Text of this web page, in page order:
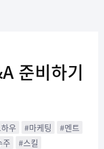
준비하기
우 #마케팅
#멘트
주
#스킬